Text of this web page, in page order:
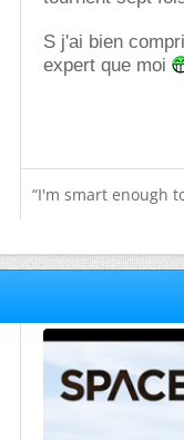
S j'ai bien
expert que moi
“I'm smart enough